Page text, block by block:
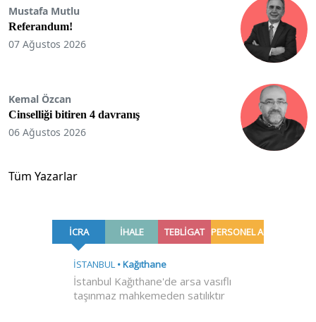
Mustafa Mutlu
Referandum!
07 Ağustos 2026
Kemal Özcan
Cinselliği bitiren 4 davranış
06 Ağustos 2026
Tüm Yazarlar